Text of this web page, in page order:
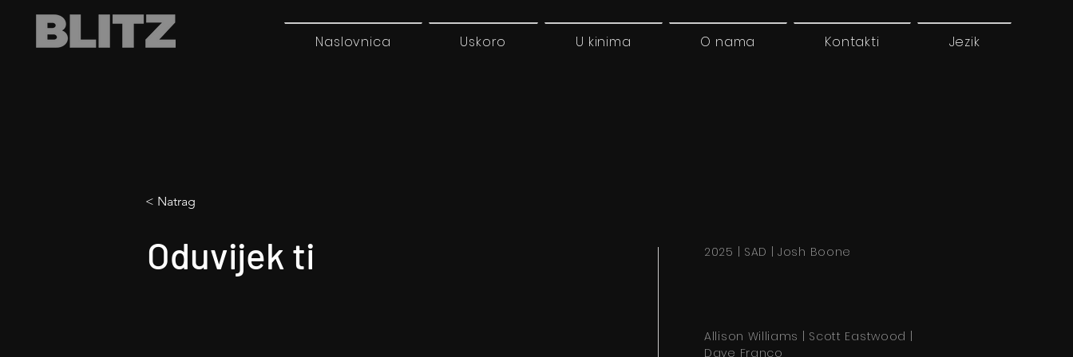
Naslovnica Uskoro U kinima O nama Kontakti Jezik
< Natrag
Oduvijek ti 2025 | SAD | Josh Boone
Allison Williams | Scott Eastwood |
Dave Franco